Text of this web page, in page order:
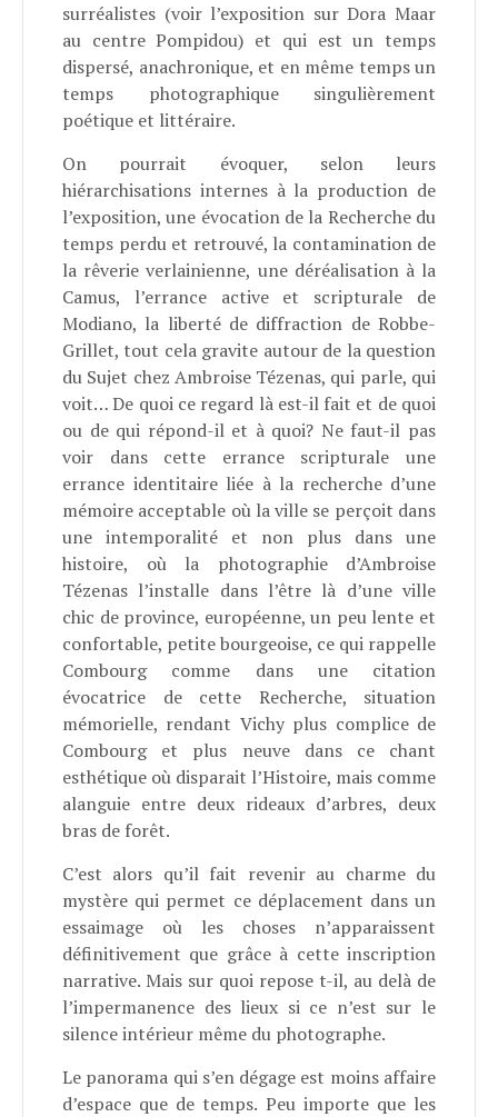
surréalistes (voir l’exposition sur Dora Maar
au centre Pompidou) et qui est un temps
dispersé, anachronique, et en même temps un
temps photographique singulièrement
poétique et littéraire.
On pourrait évoquer, selon leurs
hiérarchisations internes à la production de
l’exposition, une évocation de la Recherche du
temps perdu et retrouvé, la contamination de
la rêverie verlainienne, une déréalisation à la
Camus, l’errance active et scripturale de
Modiano, la liberté de diffraction de Robbe-
Grillet, tout cela gravite autour de la question
du Sujet chez Ambroise Tézenas, qui parle, qui
voit… De quoi ce regard là est-il fait et de quoi
ou de qui répond-il et à quoi? Ne faut-il pas
voir dans cette errance scripturale une
errance identitaire liée à la recherche d’une
mémoire acceptable où la ville se perçoit dans
une intemporalité et non plus dans une
histoire, où la photographie d’Ambroise
Tézenas l’installe dans l’être là d’une ville
chic de province, européenne, un peu lente et
confortable, petite bourgeoise, ce qui rappelle
Combourg comme dans une citation
évocatrice de cette Recherche, situation
mémorielle, rendant Vichy plus complice de
Combourg et plus neuve dans ce chant
esthétique où disparait l’Histoire, mais comme
alanguie entre deux rideaux d’arbres, deux
bras de forêt.
C’est alors qu’il fait revenir au charme du
mystère qui permet ce déplacement dans un
essaimage où les choses n’apparaissent
définitivement que grâce à cette inscription
narrative. Mais sur quoi repose t-il, au delà de
l’impermanence des lieux si ce n’est sur le
silence intérieur même du photographe.
Le panorama qui s’en dégage est moins affaire
d’espace que de temps. Peu importe que les